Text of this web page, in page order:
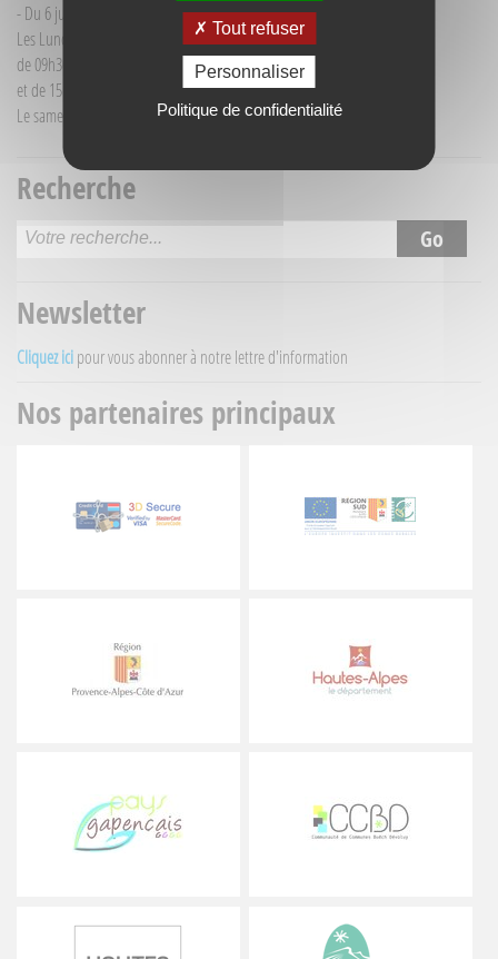
- Du 6 juillet au 30 août :
Les Lundi et Mercredi
de 09h30 à 12h30
et de 15h30 à 18h00
Le samedi matin de 09h30 à 12h30
Recherche
Newsletter
Cliquez ici pour vous abonner à notre lettre d'information
Nos partenaires principaux
Tout refuser
Personnaliser
Politique de confidentialité